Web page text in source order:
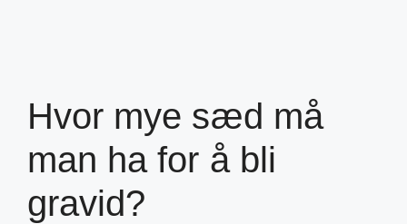
Hvor mye sæd må
man ha for å bli
gravid?